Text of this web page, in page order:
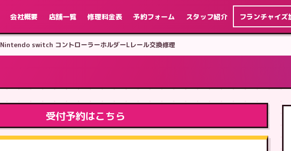
会社概要 店舗一覧 修理料金表 予約フォーム スタッフ紹介 フランチャイズ
Nintendo switch コントローラーホルダーLレール交換修理
受付予約はこちら